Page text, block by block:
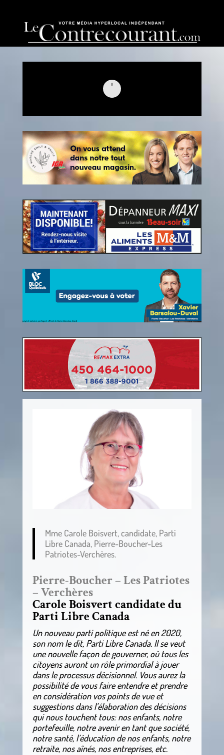
Mme Carole Boisvert, candidate, Parti
Libre Canada, Pierre-Boucher-Les
Patriotes-Verchères.
Pierre-Boucher – Les Patriotes
– Verchères
Carole Boisvert candidate du
Parti Libre Canada
Un nouveau parti politique est né en 2020,
son nom le dit, Parti Libre Canada. Il se veut
une nouvelle façon de gouverner, où tous les
citoyens auront un rôle primordial à jouer
dans le processus décisionnel. Vous aurez la
possibilité de vous faire entendre et prendre
en considération vos points de vue et
suggestions dans l’élaboration des décisions
qui nous touchent tous: nos enfants, notre
portefeuille, notre avenir en tant que société,
notre santé, l’éducation de nos enfants, notre
retraite, nos aînés, nos entreprises, etc.